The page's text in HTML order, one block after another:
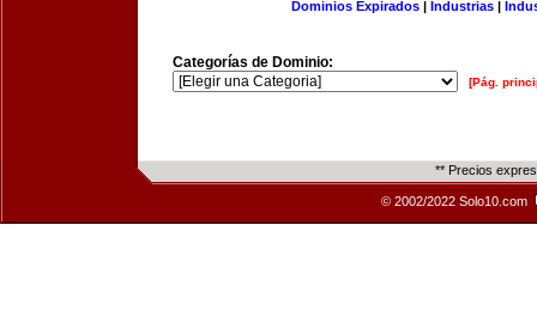
Dominios Expirados | Industrias |
Categorías de Dominio:
[Pág.
** Precios
© 2002/2022 Solo10.com